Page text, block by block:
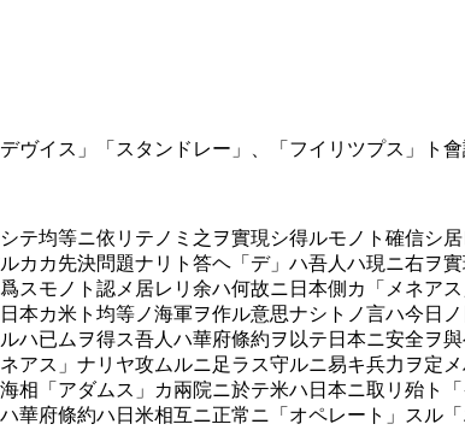
ヴイス」「スタンドレー」、「フイリツプス」ト
テ均等ニ依リテノミ之ヲ實現シ得ルモノト確信シ
カカ先決問題ナリト答ヘ「デ」ハ吾人ハ現ニ右ヲ
スモノト認メ居レリ余ハ何故ニ日本側カ「メネア
本カ米ト均等ノ海軍ヲ作ル意思ナシトノ言ハ今日
ハ已ムヲ得ス吾人ハ華府條約ヲ以テ日本ニ安全ヲ
アス」ナリヤ攻ムルニ足ラス守ルニ易キ兵力ヲ定
相「アダムス」カ兩院ニ於テ米ハ日本ニ取リ殆ト
華府條約ハ日米相互ニ正常ニ「オペレート」スル